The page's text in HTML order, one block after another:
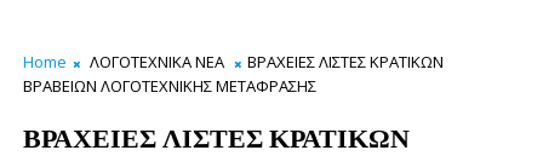
Home ΛΟΓΟΤΕΧΝΙΚΑ ΝΕΑ
ΒΡΑΧΕΙΕΣ ΛΙΣΤΕΣ ΚΡΑΤΙΚΩΝ
ΒΡΑΒΕΙΩΝ ΛΟΓΟΤΕΧΝΙΚΗΣ ΜΕΤΑΦΡΑΣΗΣ
ΒΡΑΧΕΙΕΣ ΛΙΣΤΕΣ ΚΡΑΤΙΚΩΝ